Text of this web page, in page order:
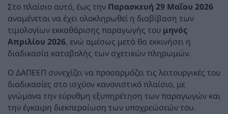
Στο πλαίσιο αυτό, έως την Παρασκευή 29 Μαΐου 2026
αναμένεται να έχει ολοκληρωθεί η διαβίβαση των
τιμολογίων εκκαθάρισης παραγωγής του μηνός
Απριλίου 2026, ενώ αμέσως μετά θα εκκινήσει η
διαδικασία καταβολής των σχετικών πληρωμών.
Ο ΔΑΠΕΕΠ συνεχίζει να προσαρμόζει τις λειτουργικές του
διαδικασίες στο ισχύον κανονιστικό πλαίσιο, με
γνώμονα την εύρυθμη εξυπηρέτηση των παραγωγών και
την έγκαιρη διεκπεραίωση των υποχρεώσεών του.